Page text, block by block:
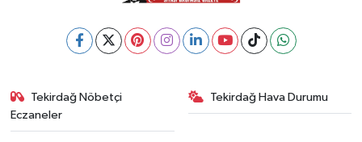
Tekirdağ Nöbetçi
Eczaneler
Tekirdağ Hava Durumu